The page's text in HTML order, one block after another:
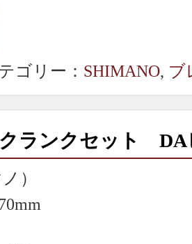
ゴリー： SHIMANO, ブ
ランクセット DA
）